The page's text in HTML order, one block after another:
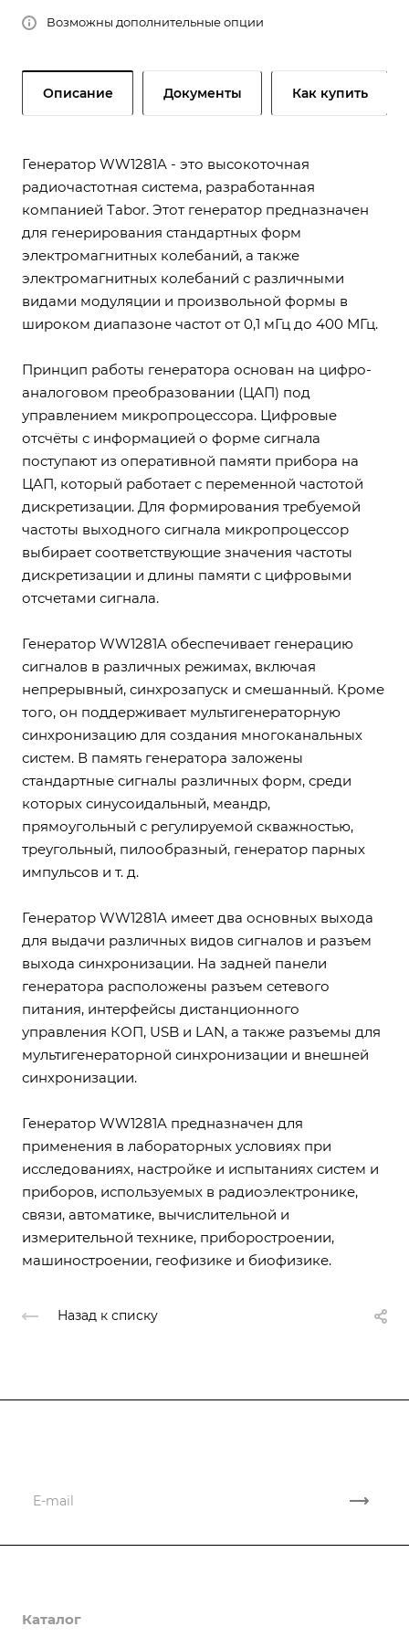
Возможны дополнительные опции
Описание Документы Как купить
Генератор WW1281A - это высокоточная
радиочастотная система, разработанная
компанией Tabor. Этот генератор предназначен
для генерирования стандартных форм
электромагнитных колебаний, а также
электромагнитных колебаний с различными
видами модуляции и произвольной формы в
широком диапазоне частот от 0,1 мГц до 400 МГц.
Принцип работы генератора основан на цифро-
аналоговом преобразовании (ЦАП) под
управлением микропроцессора. Цифровые
отсчёты с информацией о форме сигнала
поступают из оперативной памяти прибора на
ЦАП, который работает с переменной частотой
дискретизации. Для формирования требуемой
частоты выходного сигнала микропроцессор
выбирает соответствующие значения частоты
дискретизации и длины памяти с цифровыми
отсчетами сигнала.
Генератор WW1281A обеспечивает генерацию
сигналов в различных режимах, включая
непрерывный, синхрозапуск и смешанный. Кроме
того, он поддерживает мультигенераторную
синхронизацию для создания многоканальных
систем. В память генератора заложены
стандартные сигналы различных форм, среди
которых синусоидальный, меандр,
прямоугольный с регулируемой скважностью,
треугольный, пилообразный, генератор парных
импульсов и т. д.
Генератор WW1281A имеет два основных выхода
для выдачи различных видов сигналов и разъем
выхода синхронизации. На задней панели
генератора расположены разъем сетевого
питания, интерфейсы дистанционного
управления КОП, USB и LAN, а также разъемы для
мультигенераторной синхронизации и внешней
синхронизации.
Генератор WW1281A предназначен для
применения в лабораторных условиях при
исследованиях, настройке и испытаниях систем и
приборов, используемых в радиоэлектронике,
связи, автоматике, вычислительной и
измерительной технике, приборостроении,
машиностроении, геофизике и биофизике.
Назад к списку
О компании
Каталог